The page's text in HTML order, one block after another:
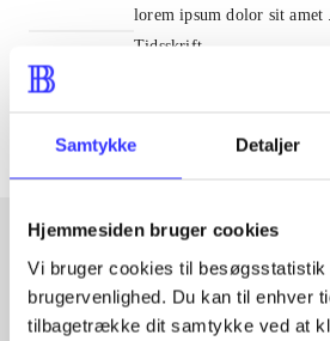
Samtykke Detaljer
Hjemmesiden bruger cookies
Vi bruger cookies til besøgsstatistik
brugervenlighed. Du kan til enhver
tilbagetrække dit samtykke ved at
lorem ipsum dolor sit amet
Tidsskrift
Artiklerne i
Artikler med samme
Fra